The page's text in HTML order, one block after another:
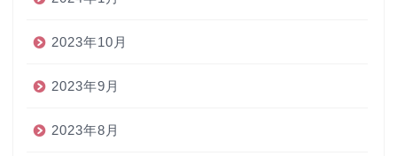
2023年10月
2023年9月
2023年8月